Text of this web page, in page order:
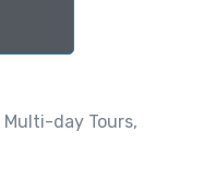
Multi-day Tours,